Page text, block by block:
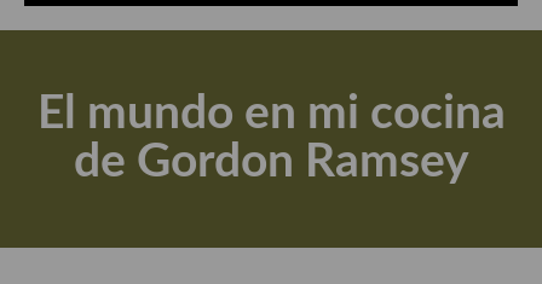
Actualidad y recomendaciones
Apuntes, estudios sobre temas interesantes e importantes
Aceite de Oliva Virgen Extra (AOVE)
El mundo en mi cocina
de Gordon Ramsey